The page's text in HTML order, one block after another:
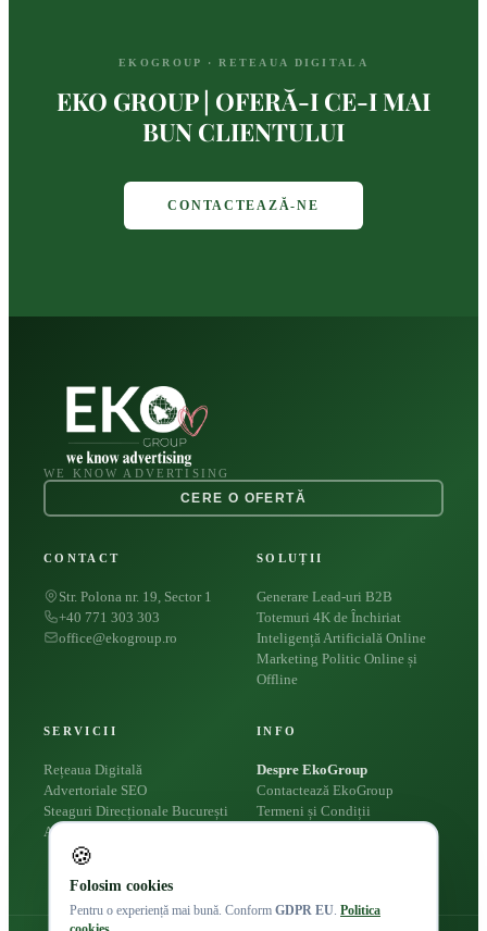
EKOGROUP · RETEAUA DIGITALA
EKO GROUP | OFERĂ-I CE-I MAI
BUN CLIENTULUI
CONTACTEAZĂ-NE
WE KNOW ADVERTISING
CERE O OFERTĂ
CONTACT
Str. Polona nr. 19, Sector 1
+40 771 303 303
office@ekogroup.ro
SOLUȚII
Generare Lead-uri B2B
Totemuri 4K de Închiriat
Inteligență Artificială Online
Marketing Politic Online și
Offline
SERVICII
Rețeaua Digitală
Advertoriale SEO
Steaguri Direcționale București
Apariții Presă
INFO
Despre EkoGroup
Contactează EkoGroup
Termeni și Condiții
🍪
Folosim cookies
Pentru o experiență mai bună. Conform GDPR EU Politica
cookies